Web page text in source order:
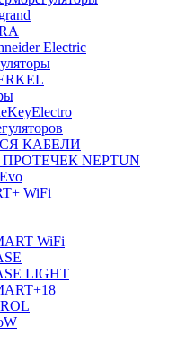
Electric
КАБЕЛИ
NEPTUN
WiFi
WiFi
LIGHT